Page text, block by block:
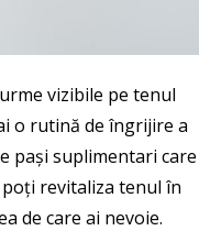
vizibile pe tenul
o rutină de îngrijire a
pași suplimentari care
revitaliza tenul în
de care ai nevoie.